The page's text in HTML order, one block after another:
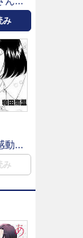
み
の小川」
み